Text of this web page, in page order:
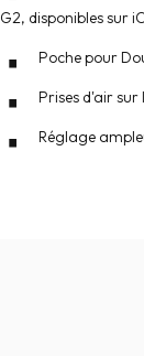
G2, disponibles sur
Poche pour
Prises d'air
Réglage